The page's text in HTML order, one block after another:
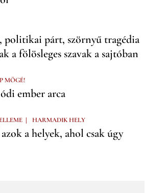
párt, szörnyű tragédia
a fölösleges szavak a sajtóban
MÖGÉ!
ember arca
| HARMADIK HELY
a helyek, ahol csak úgy